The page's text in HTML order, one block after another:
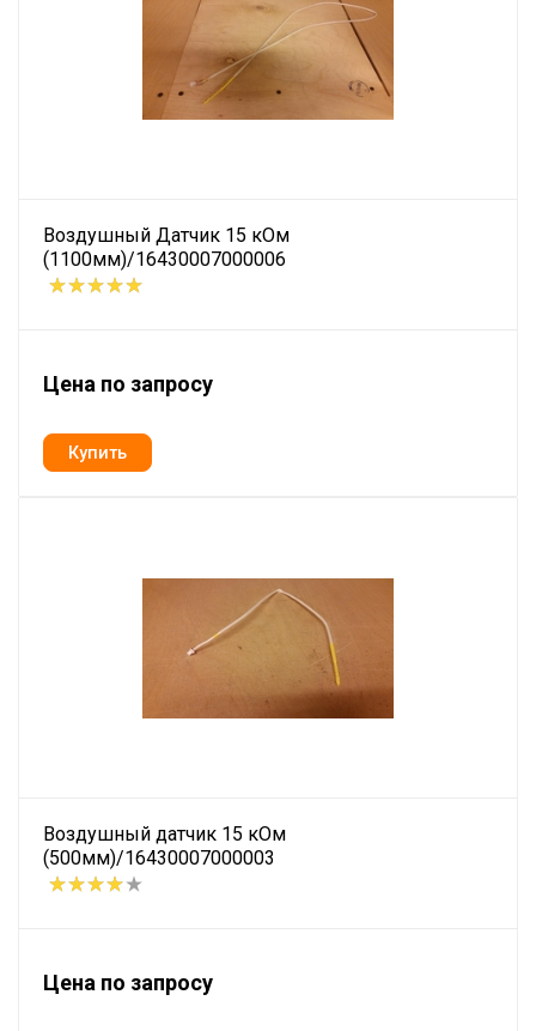
Воздушный Датчик 15 кОм
(1100мм)/16430007000006
Цена по запросу
Воздушный датчик 15 кОм
(500мм)/16430007000003
Цена по запросу